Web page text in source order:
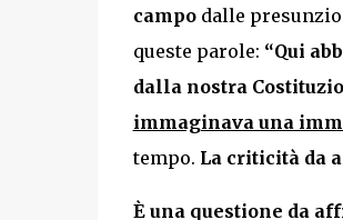
campodalle
queste parole: “Qui
dalla nostra
immaginava una
tempo. La criticità da
È una questione da